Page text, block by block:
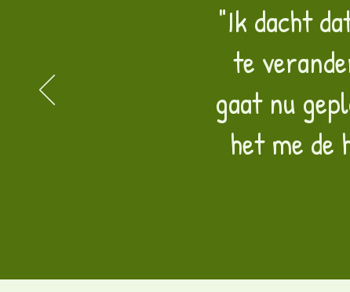
"Ik dacht
te
gaat nu
het me de